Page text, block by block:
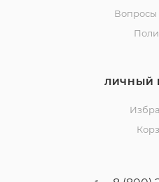
Вопросы
ЛИЧНЫЙ